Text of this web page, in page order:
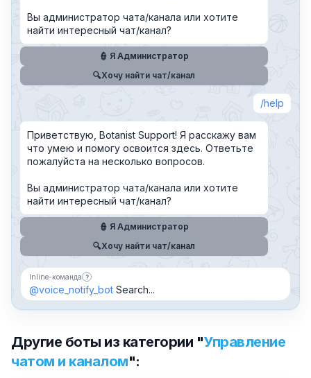
Вы администратор чата/канала или хотите
найти интересный чат/канал?
👮 Я Администратор
🔍Хочу найти чат/канал
help
Приветствую, Botanist Support! Я расскажу вам
что умею и помогу освоится здесь. Ответьте
пожалуйста на несколько вопросов.
Вы администратор чата/канала или хотите
найти интересный чат/канал?
👮 Я Администратор
🔍Хочу найти чат/канал
Inline-команда ?
Бот можно добавить в чат и вызывать по имени,
@voice_notify_bot Search...
Другие боты из категории "Управление
чатом и каналом":